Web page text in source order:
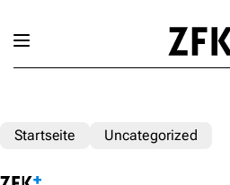
Startseite Uncategorized